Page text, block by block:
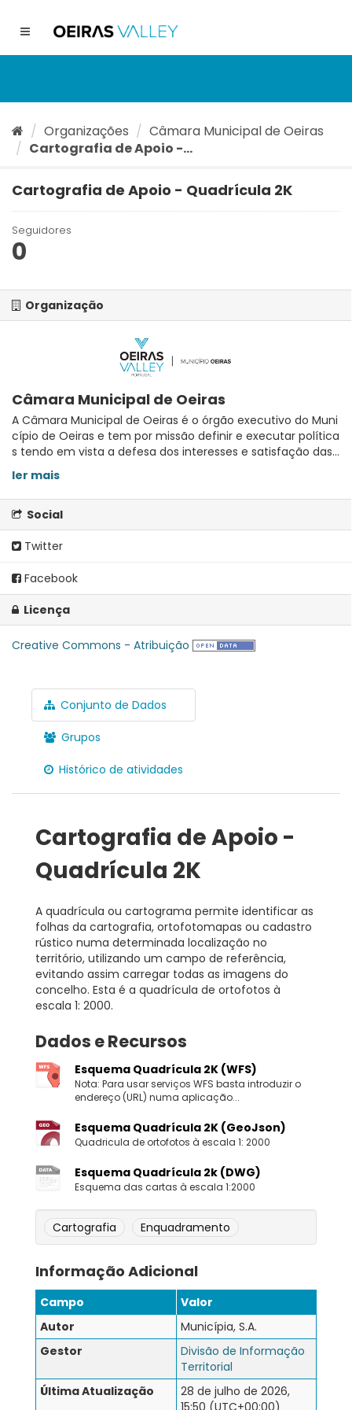
conteúdo
Toggle
Organizações
Câmara Municipal de Oeiras
Cartografia de Apoio -...
Cartografia de Apoio - Quadrícula 2K
Seguidores
0
Organização
Câmara Municipal de Oeiras
A Câmara Municipal de Oeiras é o órgão executivo do Muni
cípio de Oeiras e tem por missão definir e executar política
s tendo em vista a defesa dos interesses e satisfação das...
ler mais
Social
Twitter
Facebook
Licença
Creative Commons - Atribuição
Conjunto de Dados
Grupos
Histórico de atividades
Cartografia de Apoio -
Quadrícula 2K
A quadrícula ou cartograma permite identificar as
folhas da cartografia, ortofotomapas ou cadastro
rústico numa determinada localização no
território, utilizando um campo de referência,
evitando assim carregar todas as imagens do
concelho. Esta é a quadrícula de ortofotos à
escala 1: 2000.
Dados e Recursos
Esquema Quadrícula 2K (WFS)
Nota: Para usar serviços WFS basta introduzir o
endereço (URL) numa aplicação...
Esquema Quadrícula 2K (GeoJson)
Quadricula de ortofotos à escala 1: 2000
Esquema Quadrícula 2k (DWG)
Esquema das cartas à escala 1:2000
Cartografia Enquadramento
Informação Adicional
Campo
Valor
Autor
Municípia, S.A.
Gestor
Divisão de Informação
Territorial
Última Atualização
28 de julho de 2026,
15:50 (UTC+00:00)